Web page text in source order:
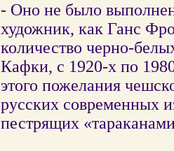
- Оно не было
художник, как Ганс
количество черно-
Кафки, с 1920-х по
этого пожелания
русских современных
пестрящих